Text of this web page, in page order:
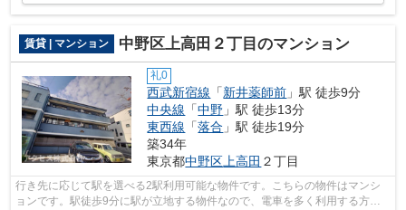
賃貸 | マンション 中野区上高田２丁目のマンション
礼0
西武新宿線 「新井薬師前 」駅 徒歩9分
中央線 「中野 」駅 徒歩13分
東西線 「落合 」駅 徒歩19分
築34年
東京都中野区上高田 ２丁目
行き先に応じて駅を選べる2駅利用可能な物件です。こちらの物件はマンシ
ョンです。駅徒歩9分に駅が立地する物件なので、電車を多く利用する方に